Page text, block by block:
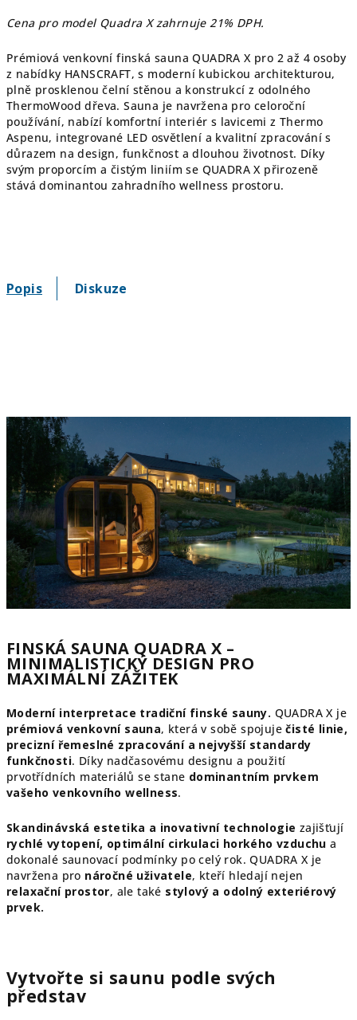
Cena pro model Quadra X zahrnuje 21% DPH.
Prémiová venkovní finská sauna QUADRA X pro 2 až 4 osoby
z nabídky HANSCRAFT, s moderní kubickou architekturou,
plně prosklenou čelní stěnou a konstrukcí z odolného
ThermoWood dřeva. Sauna je navržena pro celoroční
používání, nabízí komfortní interiér s lavicemi z Thermo
Aspenu, integrované LED osvětlení a kvalitní zpracování s
důrazem na design, funkčnost a dlouhou životnost. Díky
svým proporcím a čistým liniím se QUADRA X přirozeně
stává dominantou zahradního wellness prostoru.
Popis Diskuze
FINSKÁ SAUNA QUADRA X –
MINIMALISTICKÝ DESIGN PRO
MAXIMÁLNÍ ZÁŽITEK
Moderní interpretace tradiční finské sauny. QUADRA X je
prémiová venkovní sauna, která v sobě spojuječisté linie,
precizní řemeslné zpracování a nejvyšší standardy
funkčnosti. Díky nadčasovému designu a použití
prvotřídních materiálů se stane dominantním prvkem
vašeho venkovního wellness.
Skandinávská estetika a inovativní technologie zajišťují
rychlé vytopení, optimální cirkulaci horkého vzduchu a
dokonalé saunovací podmínky po celý rok. QUADRA X je
navržena pro náročné uživatele, kteří hledají nejen
relaxační prostor, ale také stylový a odolný exteriérový
prvek.
Vytvořte si saunu podle svých
představ